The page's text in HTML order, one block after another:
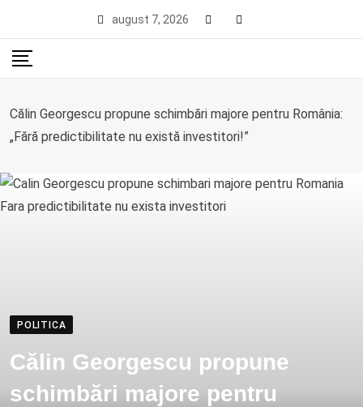
content
august 7, 2026
Călin Georgescu propune schimbări majore pentru România:
„Fără predictibilitate nu există investitori!”
POLITICA
Călin Georgescu propune
schimbări majore pentru